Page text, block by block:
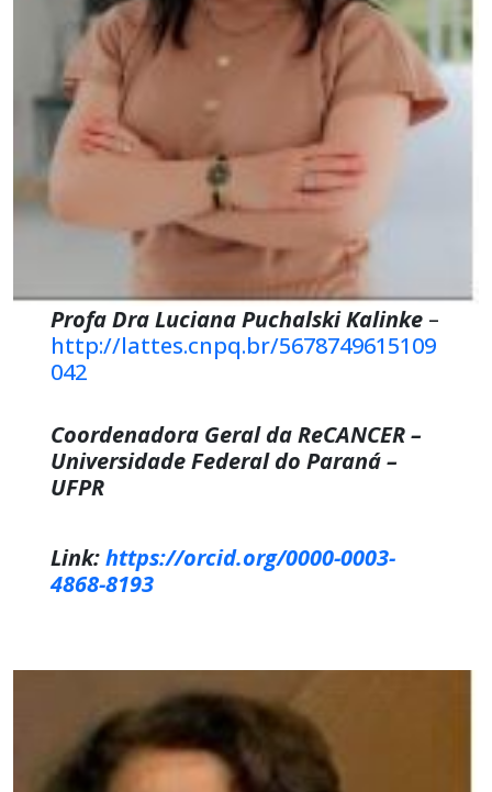
Profa Dra Luciana Puchalski Kalinke–
http://lattes.cnpq.br/5678749615109
042
Coordenadora Geral da ReCANCER –
Universidade Federal do Paraná –
UFPR
Link:https://orcid.org/0000-0003-
4868-8193